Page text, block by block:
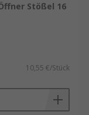
Stößel 16
10,55 €/Stück